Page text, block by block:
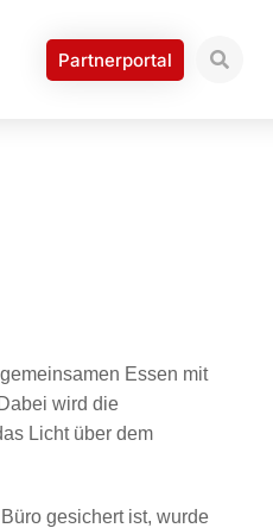
Partnerportal
Essen mit
wird die
Licht über dem
gesichert ist, wurde